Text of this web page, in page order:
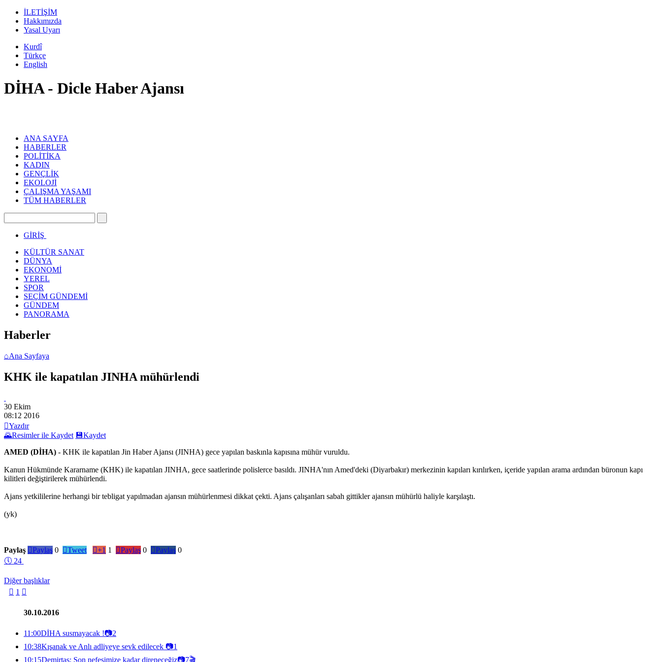
İLETİŞİM
Hakkımızda
Yasal Uyarı
Kurdî
Türkçe
English
DİHA - Dicle Haber Ajansı
ANA SAYFA
HABERLER
POLİTİKA
KADIN
GENÇLİK
EKOLOJİ
ÇALIŞMA YAŞAMI
TÜM HABERLER
GİRİŞ
KÜLTÜR SANAT
DÜNYA
EKONOMİ
YEREL
SPOR
SEÇİM GÜNDEMİ
GÜNDEM
PANORAMA
Haberler
⌂Ana Sayfaya
KHK ile kapatılan JINHA mühürlendi
30 Ekim
08:12 2016
Yazdır
🌄Resimler ile Kaydet 💾Kaydet
AMED (DİHA) - KHK ile kapatılan Jin Haber Ajansı (JINHA) gece yapılan baskınla kapısına mühür vuruldu.
Kanun Hükmünde Kararname (KHK) ile kapatılan JINHA, gece saatlerinde polislerce basıldı. JINHA'nın Amed'deki (Diyarbakır) merkezinin kapıları kırılırken, içeride yapılan arama ardından büronun kapı
kilitleri değiştirilerek mühürlendi.
Ajans yetkililerine herhangi bir tebligat yapılmadan ajansın mühürlenmesi dikkat çekti. Ajans çalışanları sabah gittikler ajansın mühürlü haliyle karşılaştı.
(yk)
Paylaş Paylaş 0 Tweet +1 1 Paylaş 0 Paylaş 0
🕔 24
Diğer başlıklar
 1 
30.10.2016
11:00DİHA susmayacak !📷2
10:38Kışanak ve Anlı adliyeye sevk edilecek 📷1
10:15Demirtaş: Son nefesimize kadar direneceğiz📷7🎬